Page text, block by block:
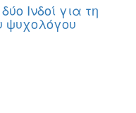
Ινδοί για τη
ψυχολόγου